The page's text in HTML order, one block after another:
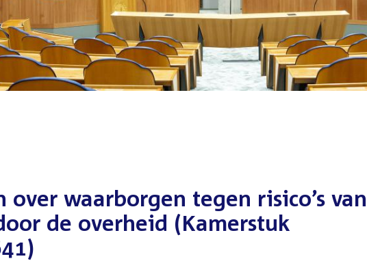
over waarborgen tegen risico’s van
de overheid (Kamerstuk